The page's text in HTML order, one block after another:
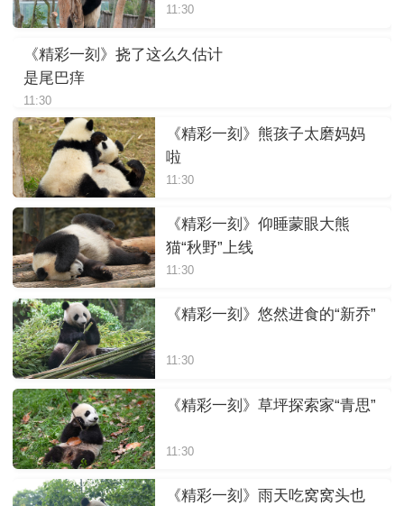
11:30
《精彩一刻》挠了这么久估计
是尾巴痒
11:30
《精彩一刻》熊孩子太磨妈妈
啦
11:30
《精彩一刻》仰睡蒙眼大熊
猫“秋野”上线
11:30
《精彩一刻》悠然进食的“新乔”
11:30
《精彩一刻》草坪探索家“青思”
11:30
《精彩一刻》雨天吃窝窝头也